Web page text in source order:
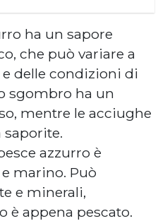
ha un sapore
che può variare a
delle condizioni di
sgombro ha un
mentre le acciughe
azzurro è
marino. Può
e minerali,
è appena pescato.